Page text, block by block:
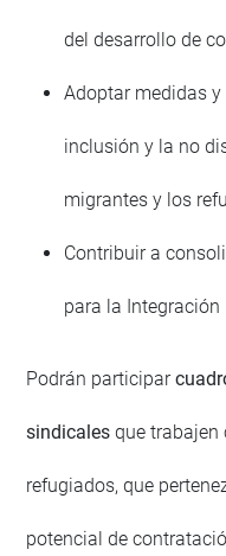
del desarrollo de
Adoptar medidas
inclusión y la no
migrantes y los
Contribuir a
para la Integración
Podrán participar
sindicales que trabajen
refugiados, que
potencial de